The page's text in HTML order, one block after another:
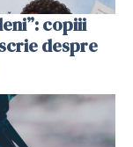
copiii
despre